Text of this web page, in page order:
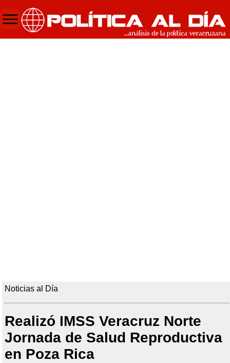
Noticias al Día
Realizó IMSS Veracruz Norte
Jornada de Salud Reproductiva
en Poza Rica